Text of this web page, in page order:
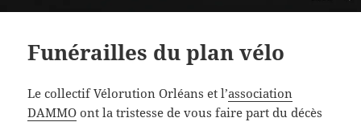
Funérailles du plan vélo
Le collectif Vélorution Orléans et l’association
DAMMO ont la tristesse de vous faire part du décès